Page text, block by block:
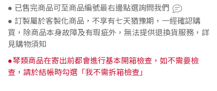
● 已售完商品可至商品編號最右邊點選詢問我們
● 訂製屬於客製化商品，不享有七天猶豫期，一經確認購
買，除商品本身故障及有瑕疵外，無法提供退換貨服務，詳
見購物須知
●琴類商品在寄出前都會進行基本開箱檢查，如不需要檢
查，請於結帳時勾選「我不需拆箱檢查」